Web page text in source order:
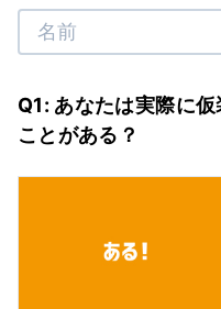
Q1: あなたは実際に
ことがある？